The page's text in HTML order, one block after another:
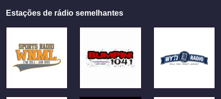
Estações de rádio semelhantes